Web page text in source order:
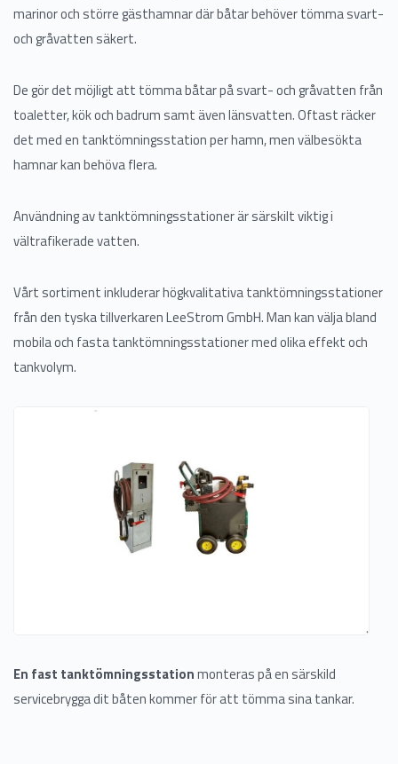
marinor och större gästhamnar där båtar behöver tömma svart-
och gråvatten säkert.
De gör det möjligt att tömma båtar på svart- och gråvatten från
toaletter, kök och badrum samt även länsvatten. Oftast räcker
det med en tanktömningsstation per hamn, men välbesökta
hamnar kan behöva flera.
Användning av tanktömningsstationer är särskilt viktig i
vältrafikerade vatten.
Vårt sortiment inkluderar högkvalitativa tanktömningsstationer
från den tyska tillverkaren LeeStrom GmbH. Man kan välja bland
mobila och fasta tanktömningsstationer med olika effekt och
tankvolym.
En fast tanktömningsstationmonteras på en särskild
servicebrygga dit båten kommer för att tömma sina tankar.